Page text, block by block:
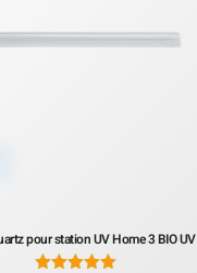
pour station UV Home 3 BIO UV